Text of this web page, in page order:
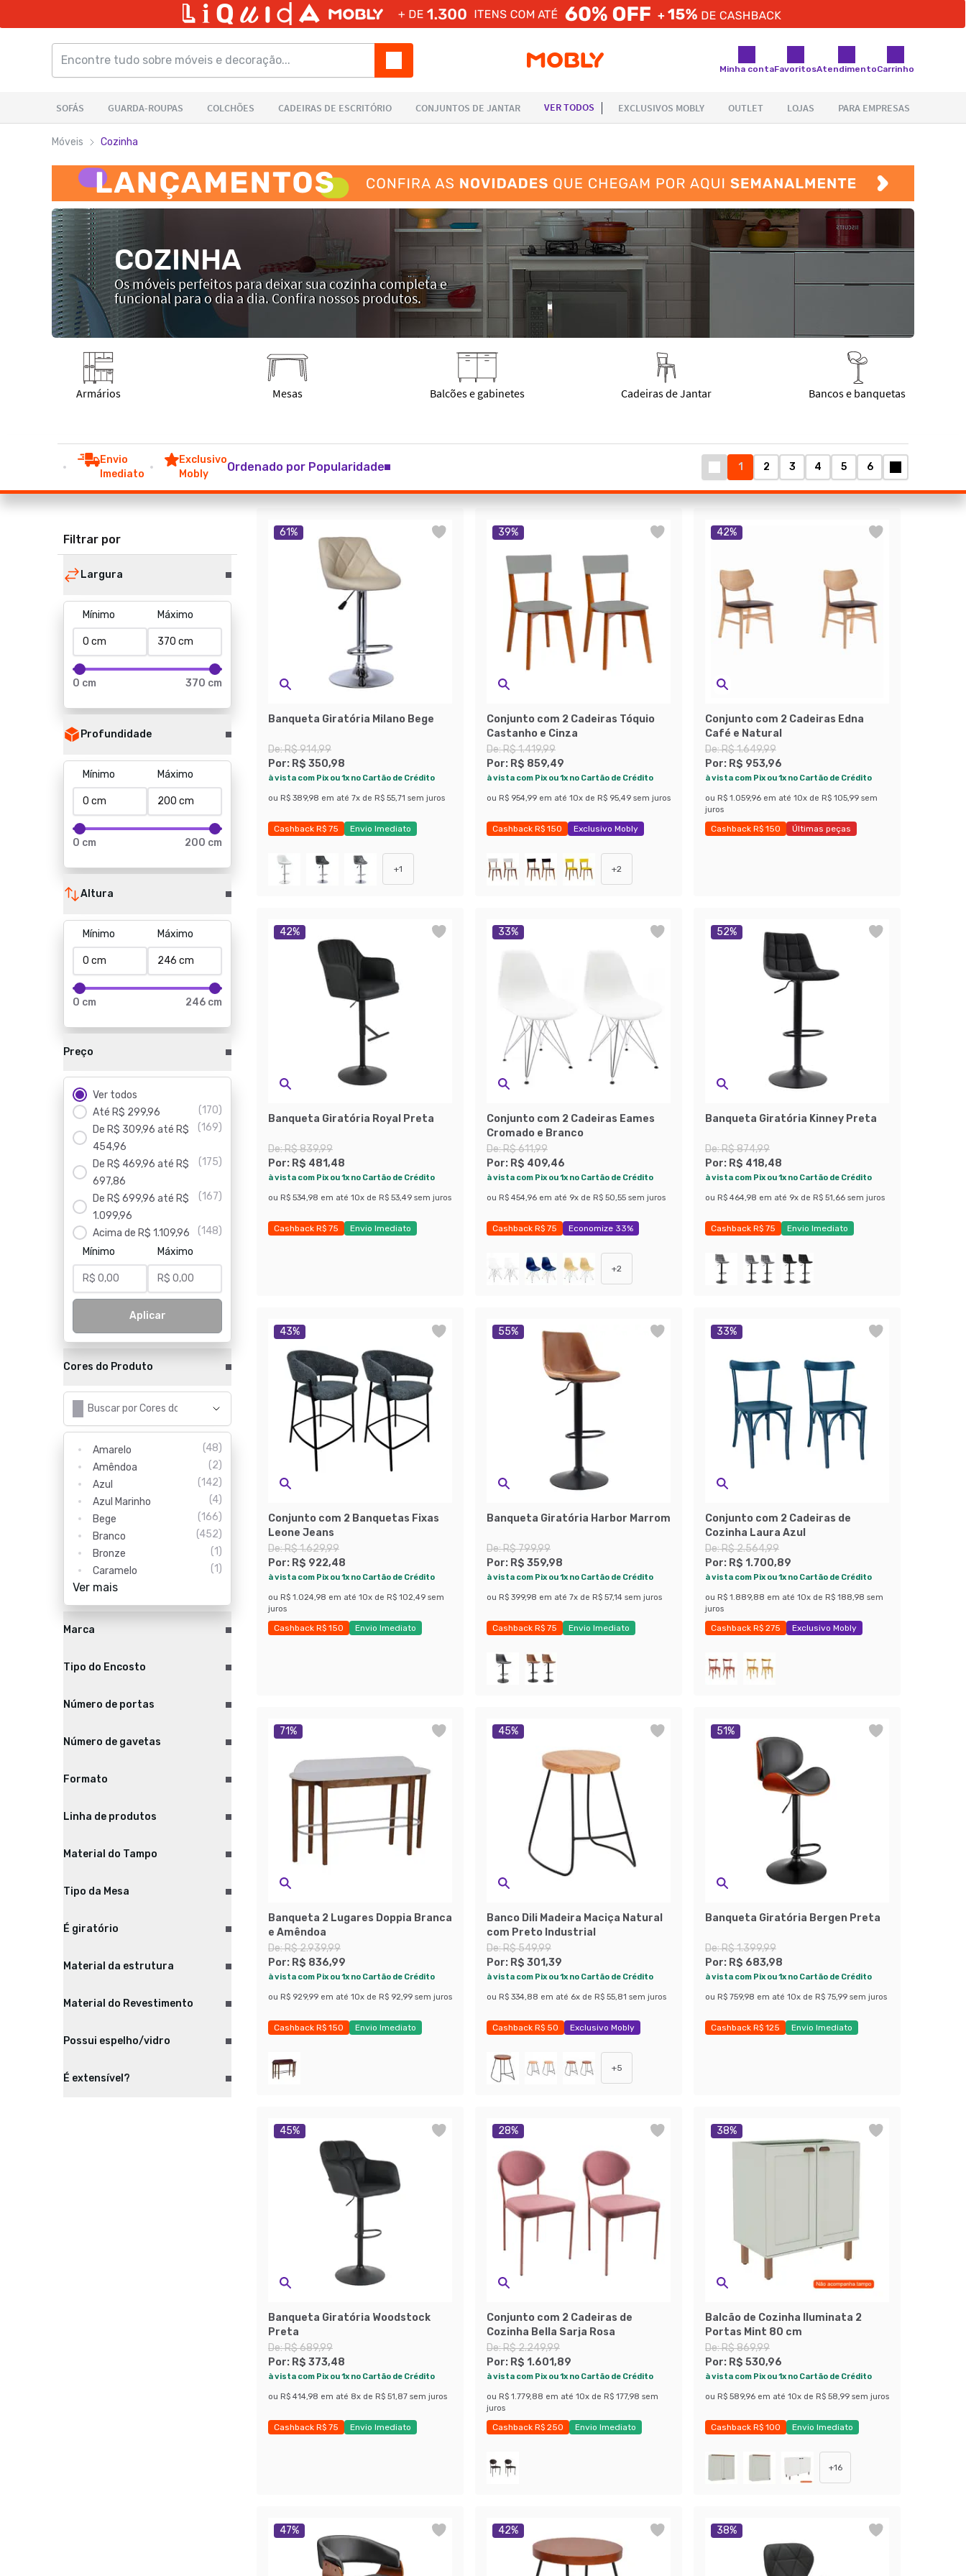
Minha contaFavoritosAtendimentoCarrinho
Móveis Cozinha
Envio
Imediato
Exclusivo
Mobly
Ordenado por Popularidade 1 2 3 4 5 6
Filtrar por
Largura
Mínimo Máximo
0 cm 370 cm
Profundidade
Mínimo Máximo
0 cm 200 cm
Altura
Mínimo Máximo
0 cm 246 cm
Preço
Ver todos
Até R$ 299,96
(170)
De R$ 309,96 até R$
454,96
(169)
De R$ 469,96 até R$
697,86
(175)
De R$ 699,96 até R$
1.099,96
(167)
Acima de R$ 1.109,96 (148)
Mínimo
Máximo
Aplicar
Cores do Produto
Amarelo (48)
Amêndoa
(2)
Azul
(142)
Azul Marinho
(4)
Bege
(166)
Branco
(452)
Bronze
(1)
Caramelo
(1)
Ver mais
Marca
Tipo do Encosto
Número de portas
Número de gavetas
Formato
Linha de produtos
Material do Tampo
Tipo da Mesa
É giratório
Material da estrutura
Material do Revestimento
Possui espelho/vidro
É extensível?
61%
Banqueta Giratória Milano Bege
De:R$ 914,99
Por: R$ 350,98
à vista com Pix ou 1x no Cartão de Crédito
ou R$ 389,98 em até 7x de R$ 55,71 sem juros
Cashback R$ 75
Envio Imediato
+1
39%
Conjunto com 2 Cadeiras Tóquio
Castanho e Cinza
De:R$ 1.419,99
Por: R$ 859,49
à vista com Pix ou 1x no Cartão de Crédito
ou R$ 954,99 em até 10x de R$ 95,49 sem juros
Cashback R$ 150
Exclusivo Mobly
+2
42%
Conjunto com 2 Cadeiras Edna
Café e Natural
De:R$ 1.649,99
Por: R$ 953,96
à vista com Pix ou 1x no Cartão de Crédito
ou R$ 1.059,96 em até 10x de R$ 105,99 sem
juros
Cashback R$ 150
Últimas peças
42%
Banqueta Giratória Royal Preta
De:R$ 839,99
Por: R$ 481,48
à vista com Pix ou 1x no Cartão de Crédito
ou R$ 534,98 em até 10x de R$ 53,49 sem juros
Cashback R$ 75
Envio Imediato
33%
Conjunto com 2 Cadeiras Eames
Cromado e Branco
De:R$ 611,99
Por: R$ 409,46
à vista com Pix ou 1x no Cartão de Crédito
ou R$ 454,96 em até 9x de R$ 50,55 sem juros
Cashback R$ 75 Economize 33%
+2
52%
Banqueta Giratória Kinney Preta
De:R$ 874,99
Por: R$ 418,48
à vista com Pix ou 1x no Cartão de Crédito
ou R$ 464,98 em até 9x de R$ 51,66 sem juros
Cashback R$ 75
Envio Imediato
43%
Conjunto com 2 Banquetas Fixas
Leone Jeans
De:R$ 1.629,99
Por: R$ 922,48
à vista com Pix ou 1x no Cartão de Crédito
ou R$ 1.024,98 em até 10x de R$ 102,49 sem
juros
Cashback R$ 150
Envio Imediato
55%
Banqueta Giratória Harbor Marrom
De:R$ 799,99
Por: R$ 359,98
à vista com Pix ou 1x no Cartão de Crédito
ou R$ 399,98 em até 7x de R$ 57,14 sem juros
Cashback R$ 75
Envio Imediato
33%
Conjunto com 2 Cadeiras de
Cozinha Laura Azul
De:R$ 2.564,99
Por: R$ 1.700,89
à vista com Pix ou 1x no Cartão de Crédito
ou R$ 1.889,88 em até 10x de R$ 188,98 sem
juros
Cashback R$ 275
Exclusivo Mobly
71%
Banqueta 2 Lugares Doppia Branca
e Amêndoa
De:R$ 2.939,99
Por: R$ 836,99
à vista com Pix ou 1x no Cartão de Crédito
ou R$ 929,99 em até 10x de R$ 92,99 sem juros
Cashback R$ 150
Envio Imediato
45%
Banco Dili Madeira Maciça Natural
com Preto Industrial
De:R$ 549,99
Por: R$ 301,39
à vista com Pix ou 1x no Cartão de Crédito
ou R$ 334,88 em até 6x de R$ 55,81 sem juros
Cashback R$ 50
Exclusivo Mobly
+5
51%
Banqueta Giratória Bergen Preta
De:R$ 1.399,99
Por: R$ 683,98
à vista com Pix ou 1x no Cartão de Crédito
ou R$ 759,98 em até 10x de R$ 75,99 sem juros
Cashback R$ 125
Envio Imediato
45%
Banqueta Giratória Woodstock
Preta
De:R$ 689,99
Por: R$ 373,48
à vista com Pix ou 1x no Cartão de Crédito
ou R$ 414,98 em até 8x de R$ 51,87 sem juros
Cashback R$ 75
Envio Imediato
28%
Conjunto com 2 Cadeiras de
Cozinha Bella Sarja Rosa
De:R$ 2.249,99
Por: R$ 1.601,89
à vista com Pix ou 1x no Cartão de Crédito
ou R$ 1.779,88 em até 10x de R$ 177,98 sem
juros
Cashback R$ 250
Envio Imediato
38%
Balcão de Cozinha Iluminata 2
Portas Mint 80 cm
De:R$ 869,99
Por: R$ 530,96
à vista com Pix ou 1x no Cartão de Crédito
ou R$ 589,96 em até 10x de R$ 58,99 sem juros
Cashback R$ 100
Envio Imediato
+16
47% 42% 38%